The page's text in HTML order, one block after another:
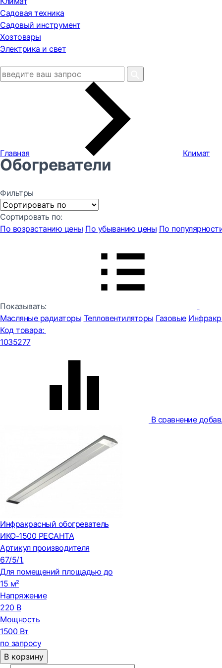
Садовая техника
Садовый инструмент
Хозтовары
Электрика и свет
Главная Климат
Обогреватели
Фильтры
Сортировать по:
По возрастанию цены По убыванию цены По
Показывать:
Масляные радиаторы Тепловентиляторы Газовые
Код товара:
1035277
В сравнение
Инфракрасный обогреватель
ИКО-1500 РЕСАНТА
Артикул производителя
67/5/1.
Для помещений площадью до
15 м²
Напряжение
220 В
Мощность
1500 Вт
по запросу
В корзину